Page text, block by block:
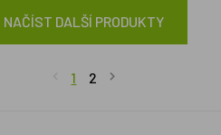
NAČÍST DALŠÍ PRODUKTY
1 2